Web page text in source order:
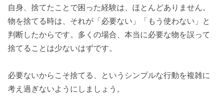
自身、捨てたことで困った経験は、ほとんどありません。
物を捨てる時は、それが「必要ない」「もう使わない」と
判断したからです。多くの場合、本当に必要な物を誤って
捨てることは少ないはずです。
必要ないからこそ捨てる、というシンプルな行動を複雑に
考え過ぎないようにしましょう。